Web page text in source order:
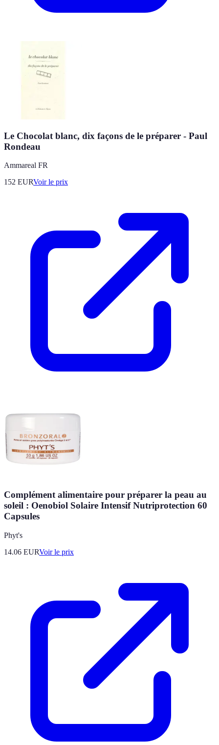
Le Chocolat blanc, dix façons de le préparer - Paul
Rondeau
Ammareal FR
152 EURVoir le prix
Complément alimentaire pour préparer la peau au
soleil : Oenobiol Solaire Intensif Nutriprotection 60
Capsules
Phyt's
14.06 EURVoir le prix